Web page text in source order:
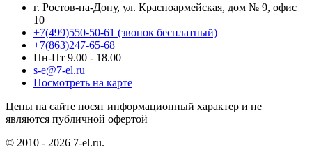
г. Ростов-на-Дону, ул. Красноармейская, дом № 9, офис
10
+7(499)550-50-61 (звонок бесплатный)
+7(863)247-65-68
Пн-Пт 9.00 - 18.00
s-e@7-el.ru
Посмотреть на карте
Цены на сайте носят информационный характер и не
являются публичной офертой
© 2010 - 2026 7-el.ru.